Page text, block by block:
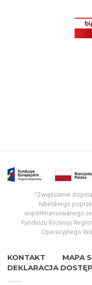
KONTAKT
MAPA
DEKLARACJA
"Zwiększenie
lubelskiego
współfinansowanego
Funduszu Rozwoju
Operacyjnego